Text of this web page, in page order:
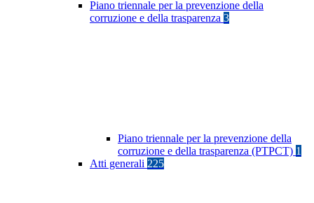
Piano triennale per la prevenzione della
corruzione e della trasparenza 3
Piano triennale per la prevenzione della
corruzione e della trasparenza (PTPCT) 1
Atti generali 225